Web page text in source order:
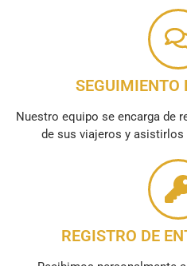
SEGUIMIENTO
Nuestro equipo se encarga de
de sus viajeros y asistirlos
REGISTRO DE